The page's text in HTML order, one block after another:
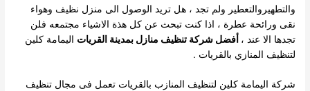
والتطهيروالتعطير ولم تجد ، هل تريد الوصول الى منزل نظيف وهواء
نقى ورائحة عطرة ، اذا كنت تبحث عن كل هذة الاشياء مجتمعه فلن
تجدها الا عند ، أفضل شركة تنظيف منازل بمدينة القريات اليمامة كلين
لتنظيف المنازي بالقريات .
شركة اليمامة كلين لتنظيف المنازب بالقريات تعمل فى مجال تنظيف